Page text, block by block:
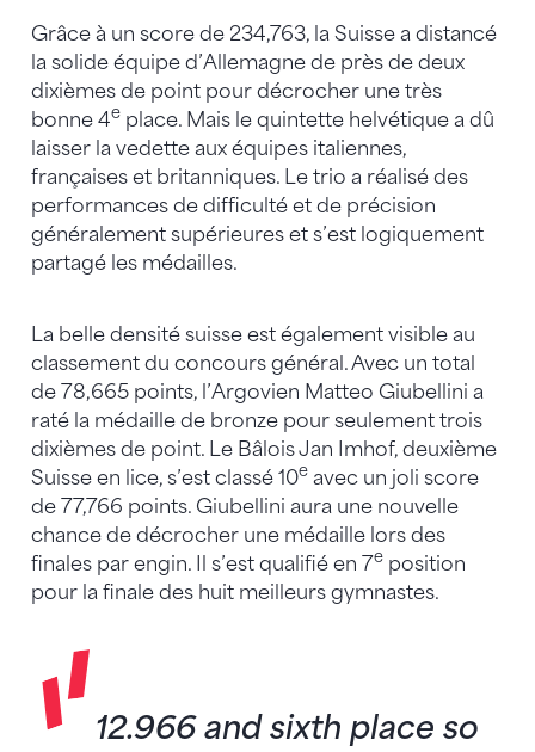
Grâce à un score de 234,763, la Suisse a distancé
la solide équipe d’Allemagne de près de deux
dixièmes de point pour décrocher une très
bonne 4e place. Mais le quintette helvétique a dû
laisser la vedette aux équipes italiennes,
françaises et britanniques. Le trio a réalisé des
performances de difficulté et de précision
généralement supérieures et s’est logiquement
partagé les médailles.
La belle densité suisse est également visible au
classement du concours général. Avec un total
de 78,665 points, l’Argovien Matteo Giubellini a
raté la médaille de bronze pour seulement trois
dixièmes de point. Le Bâlois Jan Imhof, deuxième
Suisse en lice, s’est classé 10e avec un joli score
de 77,766 points. Giubellini aura une nouvelle
chance de décrocher une médaille lors des
finales par engin. Il s’est qualifié en 7e position
pour la finale des huit meilleurs gymnastes.
12.966 and sixth place so